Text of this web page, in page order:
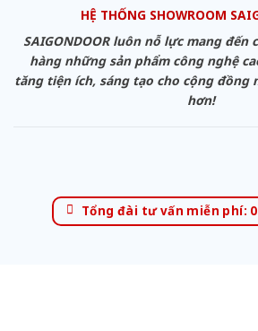
HỆ THỐNG SHOWROOM
SAIGONDOOR luôn nỗ lực mang đến
hàng những sản phẩm công nghệ
tăng tiện ích, sáng tạo cho cộng
hơn!
Tổng đài tư vấn miễn phí: